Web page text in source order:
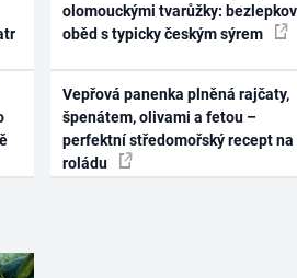
olomouckými tvarůžky:
oběd s typicky českým sýrem
Vepřová panenka plněná rajčaty,
špenátem, olivami a fetou –
perfektní středomořský recept na
roládu